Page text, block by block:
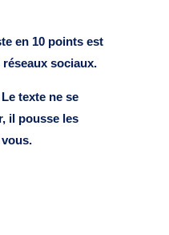
en 10 points est
sociaux.
texte ne se
il pousse les